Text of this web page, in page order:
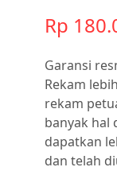
Rp
Garansi
Rekam
rekam
banyak hal
dapatkan
dan telah